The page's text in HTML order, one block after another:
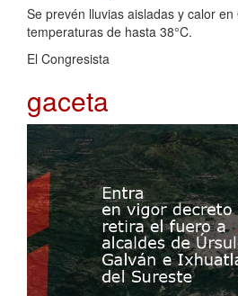
Se prevén lluvias aisladas y calor
temperaturas de hasta 38°C.
El Congresista
gaceta